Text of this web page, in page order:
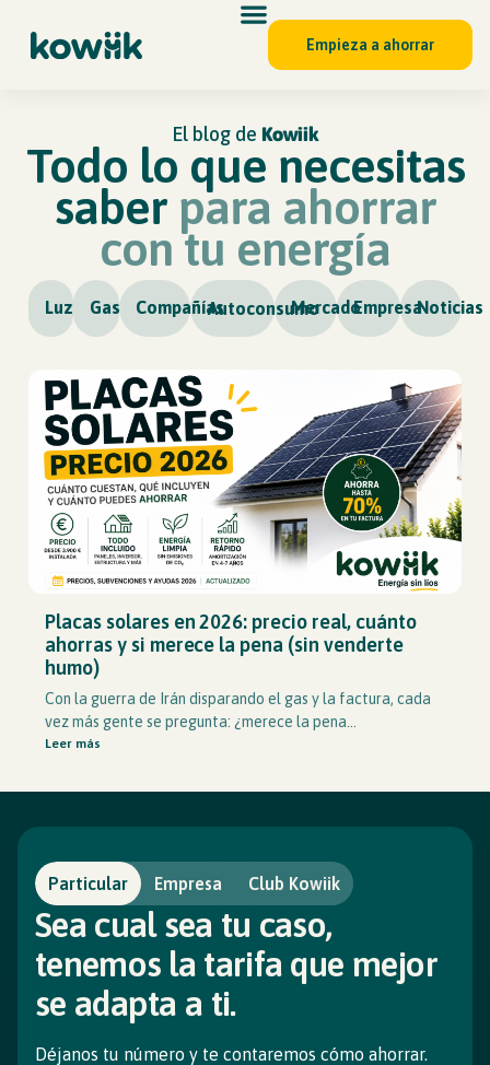
Empieza a ahorrar
El blog de Kowiik
Todo lo que necesitas
saber para ahorrar
con tu energía
Luz Gas CompañíasAutoconsumoMercadoEmpresaNoticias
Placas solares en 2026: precio real, cuánto
ahorras y si merece la pena (sin venderte
humo)
Con la guerra de Irán disparando el gas y la factura, cada
vez más gente se pregunta: ¿merece la pena...
Leer más
Particular Empresa Club Kowiik
Sea cual sea tu caso,
tenemos la tarifa que mejor
se adapta a ti.
Déjanos tu número y te contaremos cómo ahorrar.